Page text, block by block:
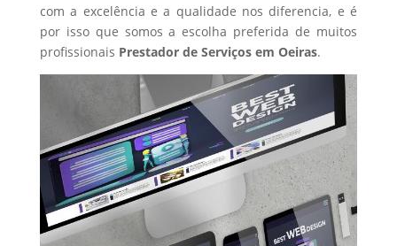
com a excelência e a qualidade nos diferencia, e é
por isso que somos a escolha preferida de muitos
profissionais Prestador de Serviçosem Oeiras.